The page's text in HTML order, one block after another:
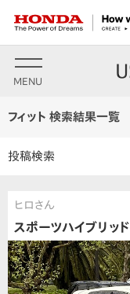
MENU
フィット 検索結果一覧
投稿検索
ヒロさん
スポーツハイブリッド